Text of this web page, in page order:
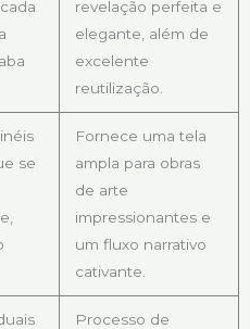
revelação perfeita e
elegante, além de
excelente
reutilização.
se
Fornece uma tela
ampla para obras
de arte
impressionantes e
um fluxo narrativo
cativante.
Processo de